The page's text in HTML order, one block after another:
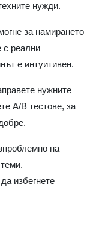
нужди.
за намирането
с реални
е интуитивен.
нужните
A/B тестове, за
на
избегнете